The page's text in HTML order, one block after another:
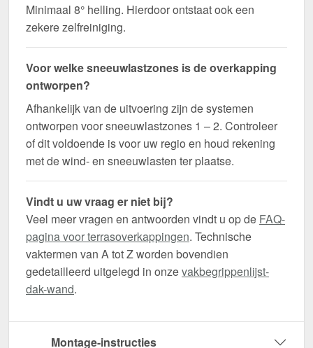
Minimaal 8° helling. Hierdoor ontstaat ook een
zekere zelfreiniging.
Voor welke sneeuwlastzones is de overkapping
ontworpen?
Afhankelijk van de uitvoering zijn de systemen
ontworpen voor sneeuwlastzones 1 – 2. Controleer
of dit voldoende is voor uw regio en houd rekening
met de wind- en sneeuwlasten ter plaatse.
Vindt u uw vraag er niet bij?
Veel meer vragen en antwoorden vindt u op de FAQ-
pagina voor terrasoverkappingen. Technische
vaktermen van A tot Z worden bovendien
gedetailleerd uitgelegd in onzevakbegrippenlijst-
dak-wand.
Montage-instructies